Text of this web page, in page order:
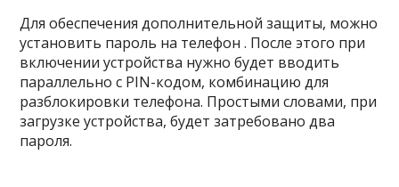
Для обеспечения дополнительной защиты, можно
установить пароль на телефон . После этого при
включении устройства нужно будет вводить
параллельно с PIN-кодом, комбинацию для
разблокировки телефона. Простыми словами, при
загрузке устройства, будет затребовано два
пароля.